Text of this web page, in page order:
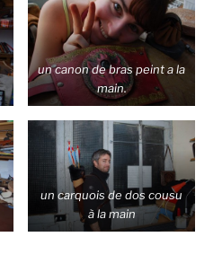
un canon de bras peint a la
main.
un carquois de dos cousu
à la main